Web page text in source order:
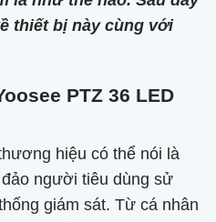
thiết bị này cùng với
PTZ 36 LED
hiệu có thể nói là
người tiêu dùng sử
giám sát. Từ cá nhân